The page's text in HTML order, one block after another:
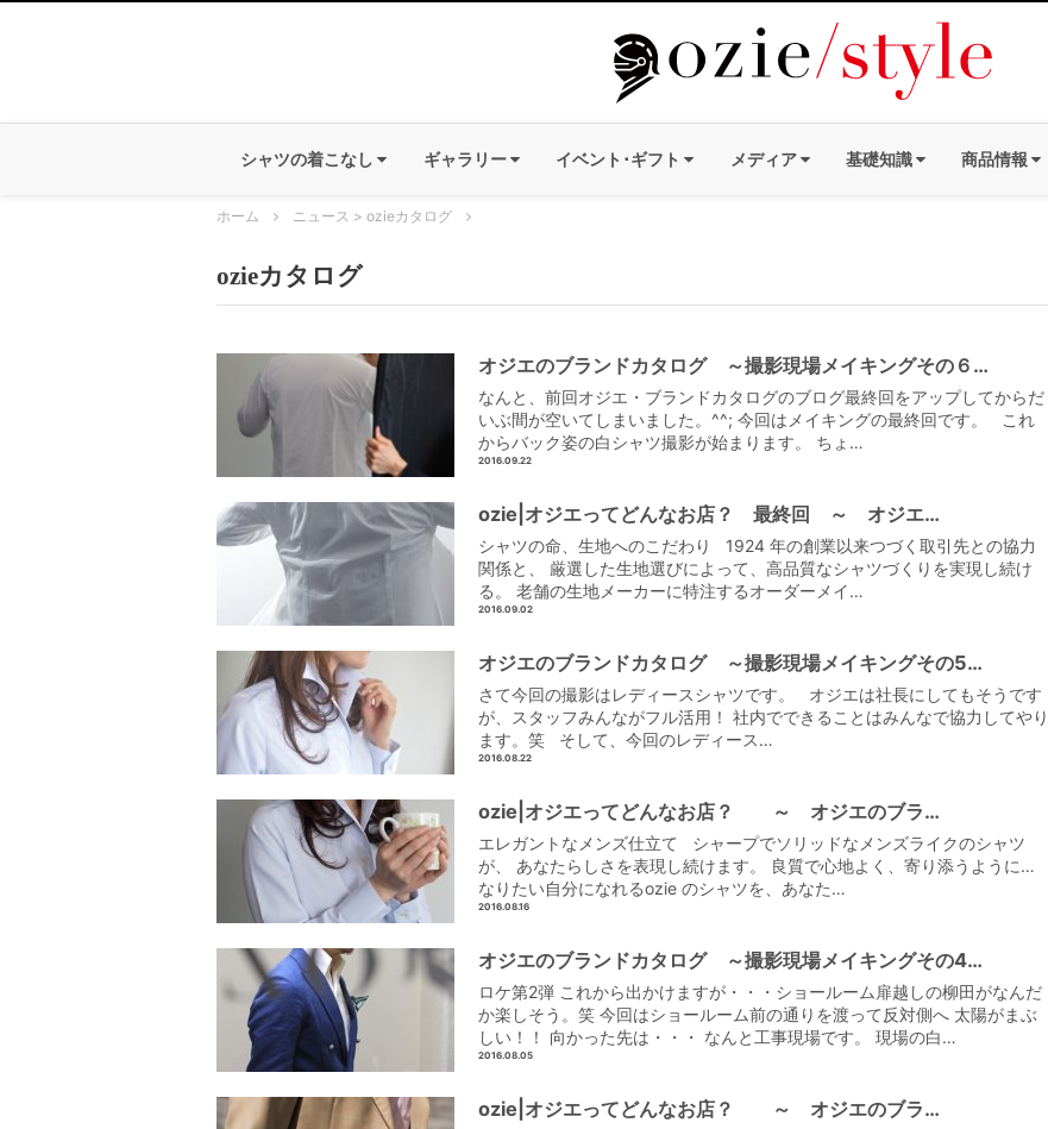
シャツの着こなし ギャラリー イベント･ギフト メディア 基礎知識 商品情報
ホーム ニュース > ozieカタログ
ozieカタログ
オジエのブランドカタログ ～撮影現場メイキングその６…
なんと、前回オジエ・ブランドカタログのブログ最終回をアップしてからだ
いぶ間が空いてしまいました。^^; 今回はメイキングの最終回です。 これ
からバック姿の白シャツ撮影が始まります。 ちょ…
2016.09.22
ozie|オジエってどんなお店？ 最終回 ～ オジエ…
シャツの命、生地へのこだわり 1924 年の創業以来つづく取引先との協力
関係と、 厳選した生地選びによって、高品質なシャツづくりを実現し続け
る。 老舗の生地メーカーに特注するオーダーメイ…
2016.09.02
オジエのブランドカタログ ～撮影現場メイキングその5…
さて今回の撮影はレディースシャツです。 オジエは社長にしてもそうです
が、スタッフみんながフル活用！ 社内でできることはみんなで協力してやり
ます。笑 そして、今回のレディース…
2016.08.22
ozie|オジエってどんなお店？ ～ オジエのブラ…
エレガントなメンズ仕立て シャープでソリッドなメンズライクのシャツ
が、 あなたらしさを表現し続けます。 良質で心地よく、寄り添うように…
なりたい自分になれるozie のシャツを、あなた…
2016.08.16
オジエのブランドカタログ ～撮影現場メイキングその4…
ロケ第2弾 これから出かけますが・・・ショールーム扉越しの柳田がなんだ
か楽しそう。笑 今回はショールーム前の通りを渡って反対側へ 太陽がまぶ
しい！！ 向かった先は・・・ なんと工事現場です。 現場の白…
2016.08.05
ozie|オジエってどんなお店？ ～ オジエのブラ…
【メンズ・ドレスシャツ・ワイシャツ】
ナチュラルフィット・プレミアムコット
ン120番手双糸・イージーケア・ブロー
ド・ワイドカラー・ホリゾンタルカラ